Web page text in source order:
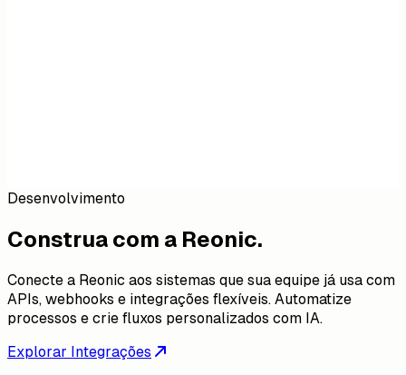
Desenvolvimento
Construa com a Reonic.
Conecte a Reonic aos sistemas que sua equipe já usa com
APIs, webhooks e integrações flexíveis. Automatize
processos e crie fluxos personalizados com IA.
Explorar Integrações